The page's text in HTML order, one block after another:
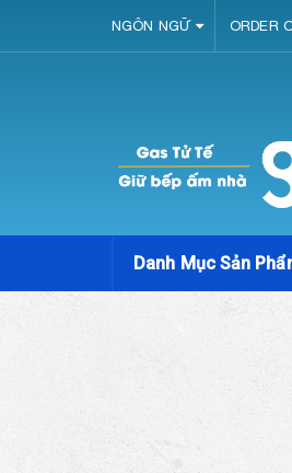
NGÔN NGỮ ORDER
Danh Mục Sản